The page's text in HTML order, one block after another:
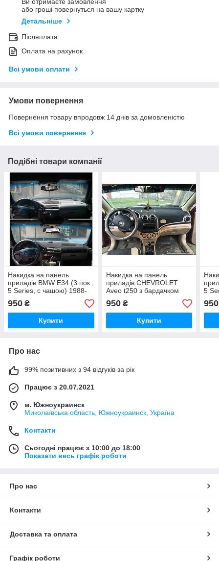
Ви отримаєте замовлення
або гроші повернуться на вашу картку
Детальніше
Післяплата
Оплата на рахунок
Всі умови оплати
Умови повернення
Повернення товару впродовж 14 днів за домовленістю
Всі умови повернення
Подібні товари компанії
Накидка на панель
приладів BMW E34 (3 пок.,
5 Series, с чашою) 1988-
торпеду авто БМВ
950 ₴
Купити
Накидка на панель
приладів CHEVROLET
Aveo t250 з бардачком
Чохол/накидка на торпеду
в авто Шевроле Авео
950₴
Купити
5
950
Про нас
99% позитивних з 94 відгуків за рік
Працює з 20.07.2021
м. Южноукраинск
Миколаївська область, Южноукраинск, Україна
Контакти
Сьогодні працює з 10:00 до 18:00
Показати весь графік роботи
Про нас
Контакти
Доставка та оплата
Графік роботи